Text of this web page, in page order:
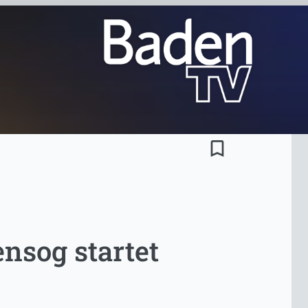
bookmark_border
startet